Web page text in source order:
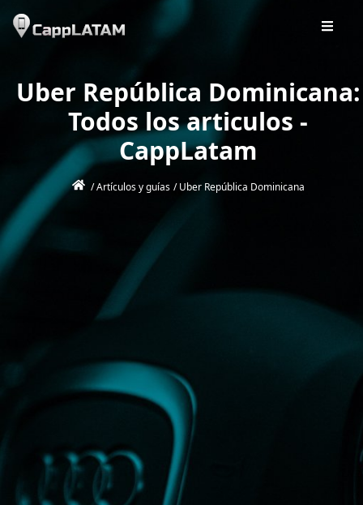
Uber República Dominicana:
Todos los articulos -
CappLatam
/ Artículos y guías / Uber República Dominicana